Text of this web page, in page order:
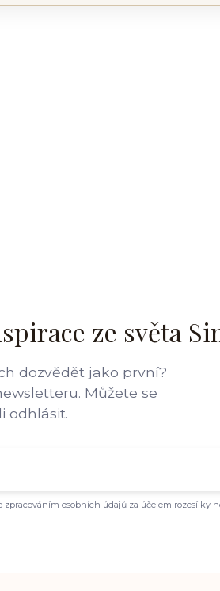
ze světa
dozvědět jako první?
Můžete se
odhlásit.
zpracováním osobních údajůza účelem rozesílky